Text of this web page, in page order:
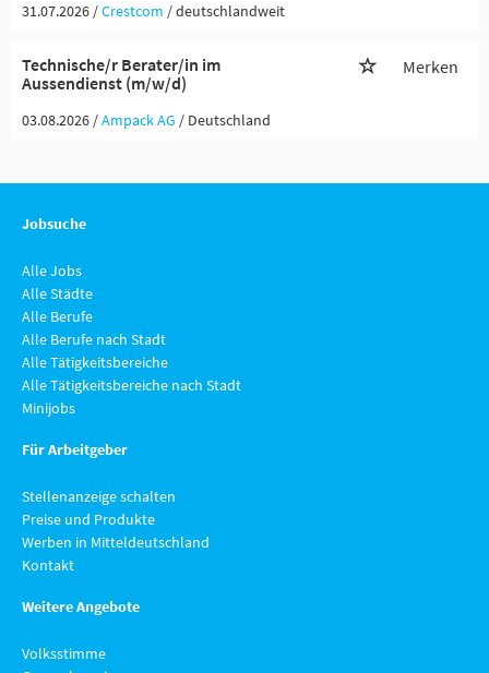
31.07.2026 /Crestcom / deutschlandweit
Technische/r Berater/in im
Aussendienst (m/w/d)
Merken
03.08.2026 /Ampack AG / Deutschland
Jobsuche
Alle Jobs
Alle Städte
Alle Berufe
Alle Berufe nach Stadt
Alle Tätigkeitsbereiche
Alle Tätigkeitsbereiche nach Stadt
Minijobs
Für Arbeitgeber
Stellenanzeige schalten
Preise und Produkte
Werben in Mitteldeutschland
Kontakt
Weitere Angebote
Volksstimme